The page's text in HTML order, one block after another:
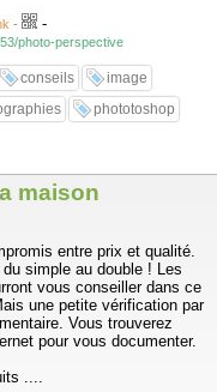
- -
photo-perspective
conseils
image
phototoshop
maison
entre prix et qualité.
simple au double ! Les
vous conseiller dans ce
une petite vérification par
Vous trouverez
pour vous documenter.
....